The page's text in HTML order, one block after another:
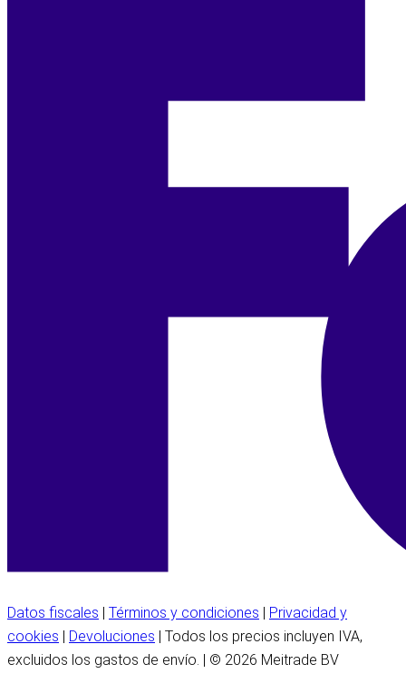
Datos fiscales Términos y condiciones
Privacidad y
cookies
Devoluciones | Todos los precios incluyen IVA,
excluidos los gastos de envío. | © 2026 Meitrade BV